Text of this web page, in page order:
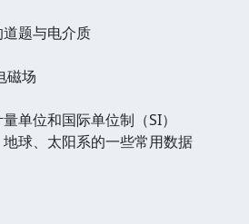
题与电介质
磁场
单位和国际单位制（SI）
球、太阳系的一些常用数据